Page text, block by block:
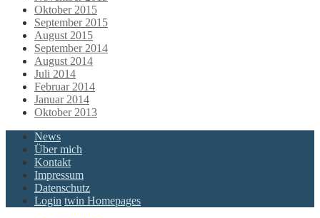
Oktober 2015
September 2015
August 2015
September 2014
August 2014
Juli 2014
Februar 2014
Januar 2014
Oktober 2013
News
Über mich
Kontakt
Impressum
Datenschutz
Login twin Homepages